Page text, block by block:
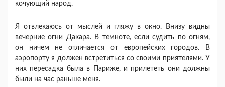
кочующий народ.
Я отвлекаюсь от мыслей и гляжу в окно. Внизу видны
вечерние огни Дакара. В темноте, если судить по огням,
он ничем не отличается от европейских го­родов. В
аэропорту я должен встретиться со своими приятелями. У
них пересадка была в Париже, и при­лететь они должны
были на час раньше меня.